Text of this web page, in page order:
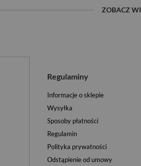
ZOBACZ
Regulaminy
Informacje o sklepie
Wysyłka
Sposoby płatności
Regulamin
Polityka prywatności
Odstąpienie od umowy